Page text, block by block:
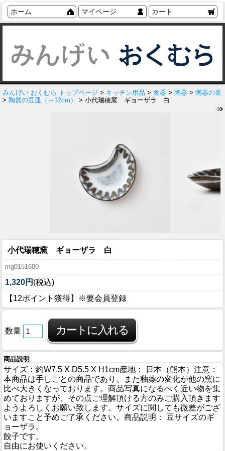
ホーム マイページ カート
みんげい おくむら トップページ > キッチン用品 > 食器 > 陶器 > 陶器の皿
> 陶器の豆皿（～12cm） > 小代瑞穂窯 ギョーザラ 白
小代瑞穂窯 ギョーザラ 白
mg0151600
1,320円 (税込)
【12ポイント獲得】※要会員登録
数量
商品説明
サイズ：約W7.5 X D5.5 X H1cm産地： 日本（熊本）注意：
本商品は手しごとの商品であり、また釉薬の変化が他の窯に
比べ大きくなっております。商品写真になるべく近い物を集
めておりますが、その点ご理解頂ける方のみご購入頂きます
ようよろしくお願い致します。サイズに関しても微差がござ
いますこと予めご了承ください。商品説明： 豆サイズのギ
ョーザラ。
餃子です。
自由にお使いください。